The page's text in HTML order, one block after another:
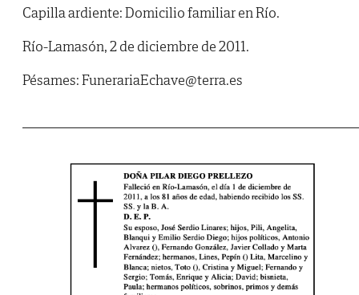
Capilla ardiente: Domicilio familiar en Río.
Río-Lamasón, 2 de diciembre de 2011.
Pésames: FunerariaEchave@terra.es